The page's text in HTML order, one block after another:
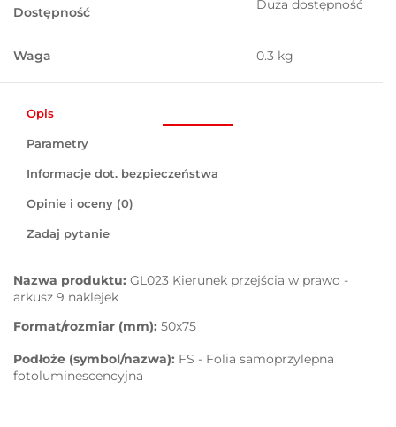
Dostępność Duża dostępność
Waga 0.3 kg
Opis
Parametry
Informacje dot. bezpieczeństwa
Opinie i oceny (0)
Zadaj pytanie
Nazwa produktu: GL023 Kierunek przejścia w prawo -
arkusz 9 naklejek
Format/rozmiar (mm): 50x75
Podłoże (symbol/nazwa): FS - Folia samoprzylepna
fotoluminescencyjna